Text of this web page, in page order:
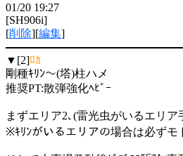
01/20 19:27
[SH906i]
[削除][編集]
▼[2]ﾛｶ
剛種ｷﾘﾝ～(塔)柱ハメ
推奨PT:散弾強化ﾍﾋﾞｰ
まずエリア2､(雷光虫がいるエリア
※ｷﾘﾝがいるエリアの場合は必ずモ